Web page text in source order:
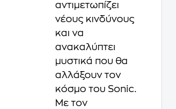
αντιμετωπίζει
νέους κινδύνους
και να
ανακαλύπτει
μυστικά που θα
αλλάξουν τον
κόσμο του Sonic.
Με τον